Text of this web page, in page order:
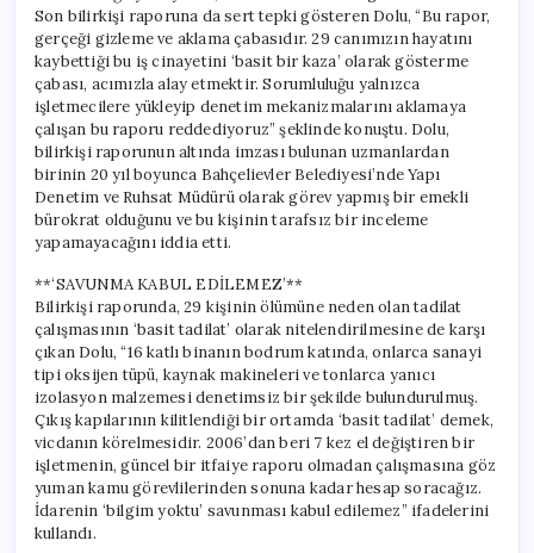
Son bilirkişi raporuna da sert tepki gösteren Dolu, “Bu rapor,
gerçeği gizleme ve aklama çabasıdır. 29 canımızın hayatını
kaybettiği bu iş cinayetini ‘basit bir kaza’ olarak gösterme
çabası, acımızla alay etmektir. Sorumluluğu yalnızca
işletmecilere yükleyip denetim mekanizmalarını aklamaya
çalışan bu raporu reddediyoruz” şeklinde konuştu. Dolu,
bilirkişi raporunun altında imzası bulunan uzmanlardan
birinin 20 yıl boyunca Bahçelievler Belediyesi’nde Yapı
Denetim ve Ruhsat Müdürü olarak görev yapmış bir emekli
bürokrat olduğunu ve bu kişinin tarafsız bir inceleme
yapamayacağını iddia etti.
**‘SAVUNMA KABUL EDİLEMEZ’**
Bilirkişi raporunda, 29 kişinin ölümüne neden olan tadilat
çalışmasının ‘basit tadilat’ olarak nitelendirilmesine de karşı
çıkan Dolu, “16 katlı binanın bodrum katında, onlarca sanayi
tipi oksijen tüpü, kaynak makineleri ve tonlarca yanıcı
izolasyon malzemesi denetimsiz bir şekilde bulundurulmuş.
Çıkış kapılarının kilitlendiği bir ortamda ‘basit tadilat’ demek,
vicdanın körelmesidir. 2006’dan beri 7 kez el değiştiren bir
işletmenin, güncel bir itfaiye raporu olmadan çalışmasına göz
yuman kamu görevlilerinden sonuna kadar hesap soracağız.
İdarenin ‘bilgim yoktu’ savunması kabul edilemez” ifadelerini
kullandı.